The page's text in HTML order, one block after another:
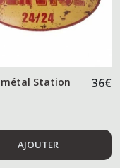
métal Station
36€
AJOUTER